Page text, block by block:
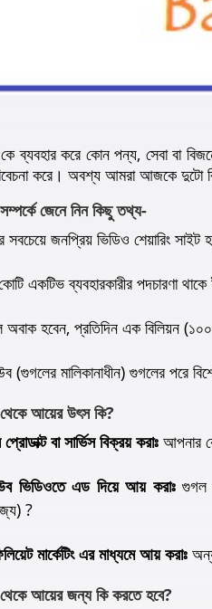
ব্যবহার করে কোন পন্য, সেবা বা
করে। অবশ্য আমরা আজকে
জেনে নিন কিছু তথ্য-
সবচেয়ে জনপ্রিয় ভিডিও শেয়ারিং
একটিভ ব্যবহারকারীর পদচারণা
অবাক হবেন, প্রতিদিন এক বিলিয়ন
(গুগলের মালিকানাধীন) গুগলের পরে
আয়ের উৎস কি?
বা সার্ভিস বিক্রয় করাঃ আপনার
ভিডিওতে এড দিয়ে আয় করাঃ গুগল
?
মার্কেটিং এর মাধ্যমে আয় করাঃ
আয়ের জন্য কি করতে হবে?